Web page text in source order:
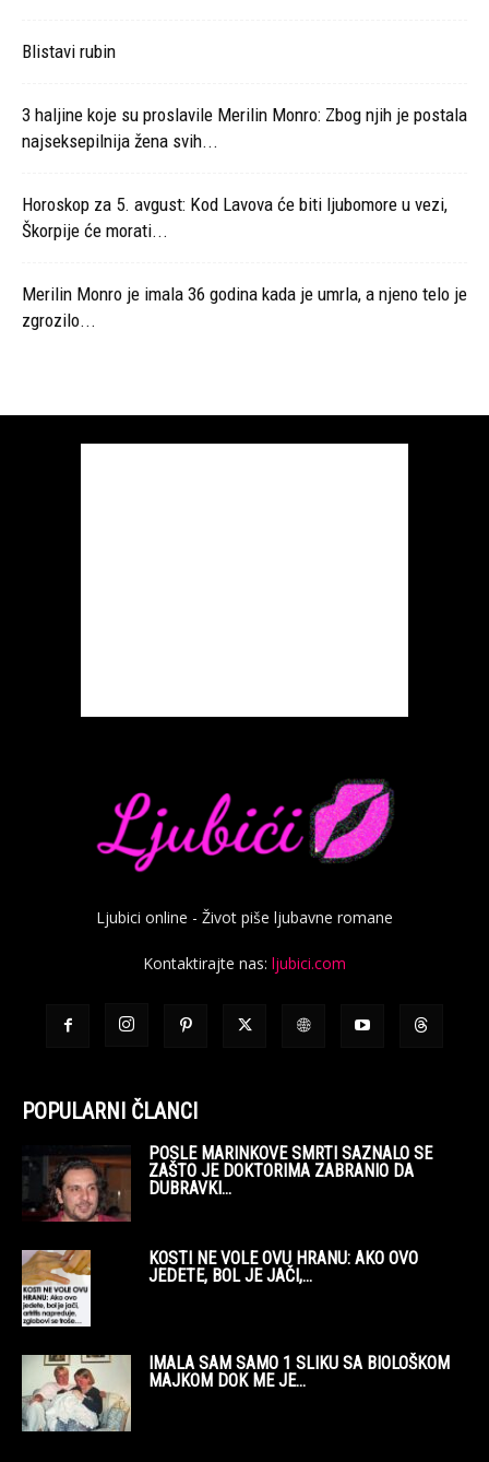
Blistavi rubin
3 haljine koje su proslavile Merilin Monro: Zbog njih je postala
najseksepilnija žena svih...
Horoskop za 5. avgust: Kod Lavova će biti ljubomore u vezi,
Škorpije će morati...
Merilin Monro je imala 36 godina kada je umrla, a njeno telo je
zgrozilo...
Ljubici online - Život piše ljubavne romane
Kontaktirajte nas: ljubici.com
POPULARNI ČLANCI
POSLE MARINKOVE SMRTI SAZNALO SE
ZAŠTO JE DOKTORIMA ZABRANIO DA
DUBRAVKI...
KOSTI NE VOLE OVU HRANU: AKO OVO
JEDETE, BOL JE JAČI,...
IMALA SAM SAMO 1 SLIKU SA BIOLOŠKOM
MAJKOM DOK ME JE...